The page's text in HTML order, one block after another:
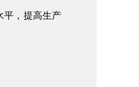
平，提高生产